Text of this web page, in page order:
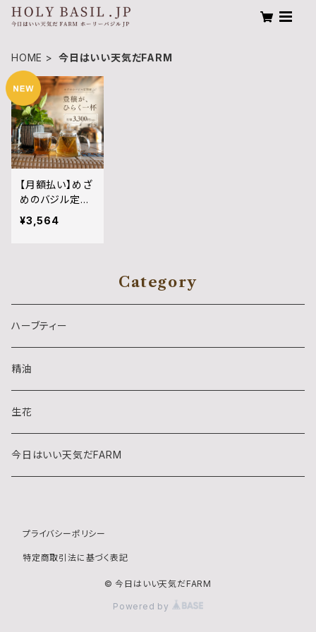
HOME 今日はいい天気だFARM
【月額払い】めざ
めのバジル定期
便｜ホーリーバ
ジルかぶ主さん
¥3,564
Category
ハーブティー
精油
生花
今日はいい天気だFARM
プライバシーポリシー
特定商取引法に基づく表記
© 今日はいい天気だFARM
Powered by